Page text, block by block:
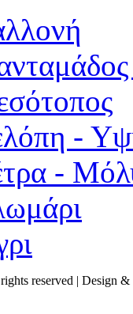
-
-
reserved | Design &